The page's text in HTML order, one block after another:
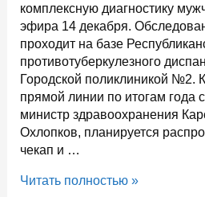
комплексную диагностику
эфира 14 декабря.
проходит на базе
противотуберкулезного
Городской поликлиникой №2.
прямой линии по итогам года
министр здравоохранения
Охлопков, планируется
чекап и …
Бесплатный
Читать полностью »